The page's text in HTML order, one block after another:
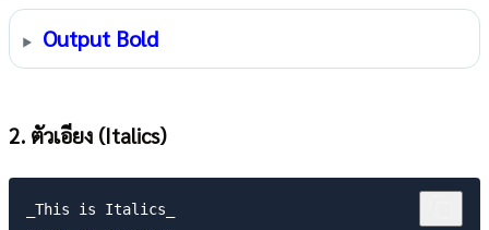
Output Bold
2. ตัวเอียง (Italics)
_This is Italics_